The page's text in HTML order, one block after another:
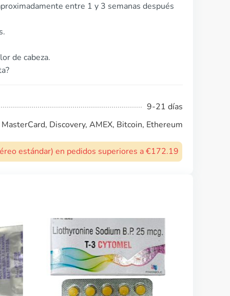
entre 1 y 3 semanas después
de cabeza.
9-21 días
Discovery, AMEX, Bitcoin, Ethereum
estándar) en pedidos superiores a €172.19